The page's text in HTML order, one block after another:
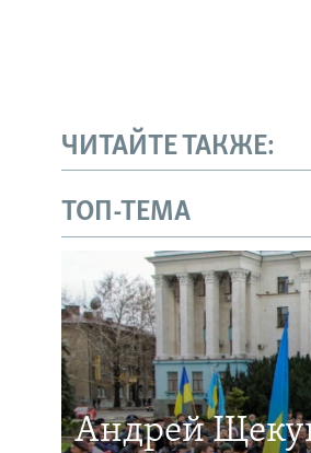
ЧИТАЙТЕ ТАКЖЕ:
ТОП-ТЕМА
Андрей